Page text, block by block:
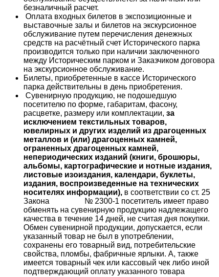
безналичный расчет.
Оплата входных билетов в экспозиционные и
выставочные залы и билетов на экскурсионное
обслуживание путем перечисления денежных
средств на расчётный счет Исторического парка
производится только при наличии заключенного
между Историческим парком и Заказчиком договора
на экскурсионное обслуживание.
Билеты, приобретенные в кассе Исторического
парка действительны в день приобретения.
Сувенирную продукцию, не подошедшую
посетителю по форме, габаритам, фасону,
расцветке, размеру или комплектации, за
исключением текстильных товаров,
ювелирных и других изделий из драгоценных
металлов и (или) драгоценных камней,
ограненных драгоценных камней,
непериодических изданий (книги, брошюры,
альбомы, картографические и нотные издания,
листовые изоиздания, календари, буклеты,
издания, воспроизведенные на технических
носителях информации), в соответствии со ст. 25
Закона № 2300-1 посетитель имеет право
обменять на сувенирную продукцию надлежащего
качества в течение 14 дней, не считая дня покупки.
Обмен сувенирной продукции, допускается, если
указанный товар не был в употреблении,
сохранены его товарный вид, потребительские
свойства, пломбы, фабричные ярлыки. А, также
имеется товарный чек или кассовый чек либо иной
подтверждающий оплату указанного товара